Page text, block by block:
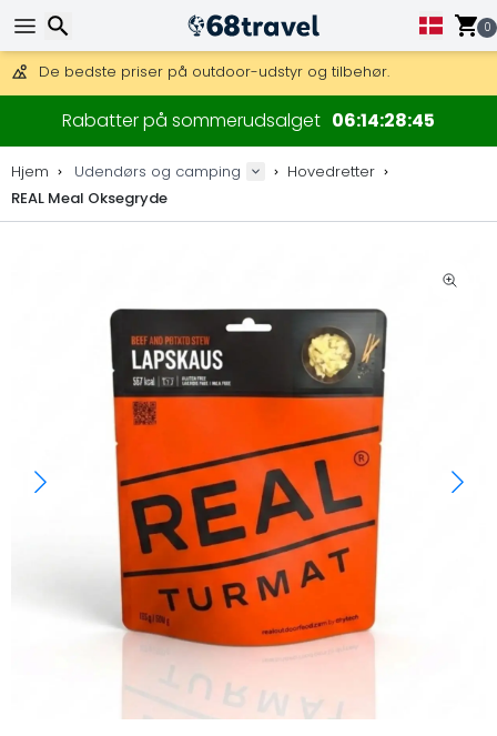
0
DHL Express fra dag til dag er også tilgængelig.
30 dages returret, 90 dage for trækort og dekorationer.
De bedste priser på outdoor-udstyr og tilbehør.
Rabatter på sommerudsalget 06 14 28 45
Hjem Udendørs og camping
Hovedretter
REAL Meal Oksegryde
Søg efter